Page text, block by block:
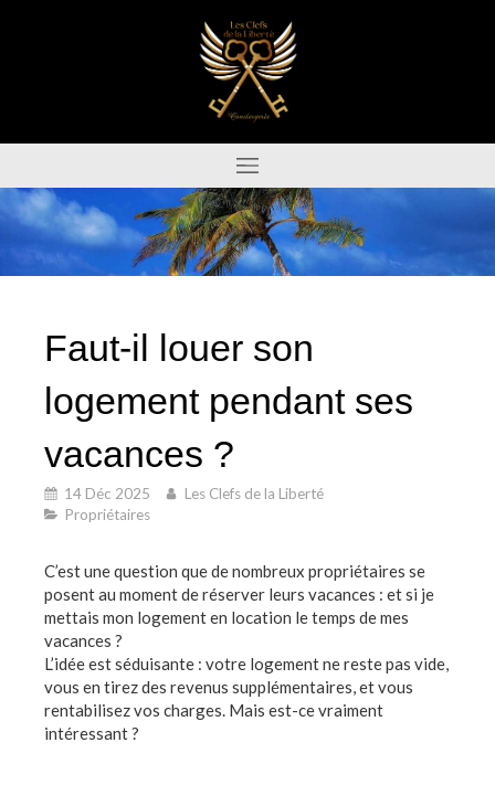
Faut-il louer son
logement pendant ses
vacances ?
14 Déc 2025
Les Clefs de la Liberté
Propriétaires
C’est une question que de nombreux propriétaires se
posent au moment de réserver leurs vacances : et si je
mettais mon logement en location le temps de mes
vacances ?
L’idée est séduisante : votre logement ne reste pas vide,
vous en tirez des revenus supplémentaires, et vous
rentabilisez vos charges. Mais est-ce vraiment
intéressant ?